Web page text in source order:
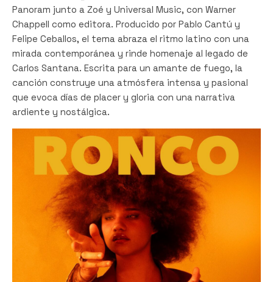
Panoram junto a Zoé y Universal Music, con Warner
Chappell como editora. Producido por Pablo Cantú y
Felipe Ceballos, el tema abraza el ritmo latino con una
mirada contemporánea y rinde homenaje al legado de
Carlos Santana. Escrita para un amante de fuego, la
canción construye una atmósfera intensa y pasional
que evoca días de placer y gloria con una narrativa
ardiente y nostálgica.